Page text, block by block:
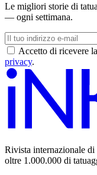
Le migliori storie di
— ogni settimana.
Accetto di ricevere
privacy.
Rivista internazionale
oltre 1.000.000 di